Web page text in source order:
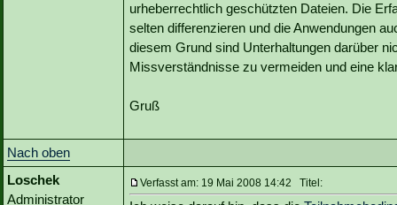
urheberrechtlich geschützten Dateien. Die
selten differenzieren und die Anwendungen
diesem Grund sind Unterhaltungen darüber
Missverständnisse zu vermeiden und eine
Gruß
Nach oben
Loschek
Administrator
Verfasst am: 19 Mai 2008 14:42 Titel: